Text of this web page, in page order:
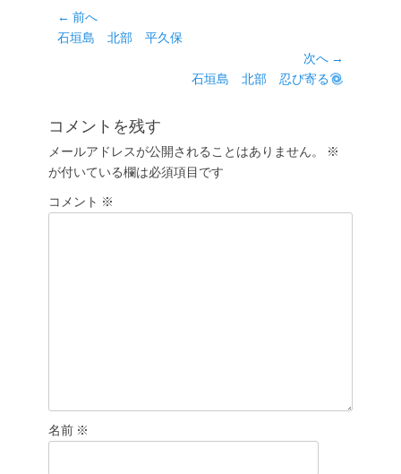
投
稿
ー
シ
ョ
ン
← 前へ
前
石垣島 北部 平久保
次へ →
投
石垣島 北部 忍び寄る
コメントを残す
メールアドレスが公開されることはありません。
※
が付いている欄は必須項目です
コメント ※
名前 ※